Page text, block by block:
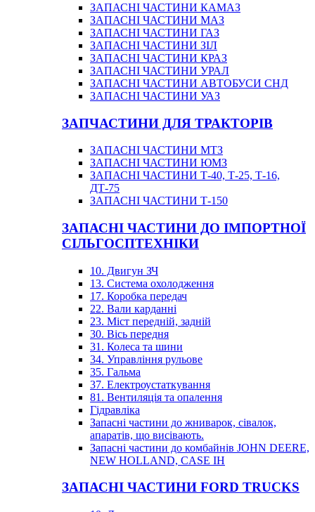
ЗАПАСНІ ЧАСТИНИ КАМАЗ
ЗАПАСНІ ЧАСТИНИ МАЗ
ЗАПАСНІ ЧАСТИНИ ГАЗ
ЗАПАСНІ ЧАСТИНИ ЗІЛ
ЗАПАСНІ ЧАСТИНИ КРАЗ
ЗАПАСНІ ЧАСТИНИ УРАЛ
ЗАПАСНІ ЧАСТИНИ АВТОБУСИ СНД
ЗАПАСНІ ЧАСТИНИ УАЗ
ЗАПЧАСТИНИ ДЛЯ ТРАКТОРІВ
ЗАПАСНІ ЧАСТИНИ МТЗ
ЗАПАСНІ ЧАСТИНИ ЮМЗ
ЗАПАСНІ ЧАСТИНИ Т-40, Т-25, Т-16,
ДТ-75
ЗАПАСНІ ЧАСТИНИ Т-150
ЗАПАСНІ ЧАСТИНИ ДО ІМПОРТНОЇ
СІЛЬГОСПТЕХНІКИ
10. Двигун ЗЧ
13. Система охолодження
17. Коробка передач
22. Вали карданні
23. Міст передній, задній
30. Вісь передня
31. Колеса та шини
34. Управління рульове
35. Гальма
37. Електроустаткування
81. Вентиляція та опалення
Гідравліка
Запасні частини до жниварок, сівалок,
апаратів, що висівають.
Запасні частини до комбайнів JOHN DEERE,
NEW HOLLAND, CASE IH
ЗАПАСНІ ЧАСТИНИ FORD TRUCKS